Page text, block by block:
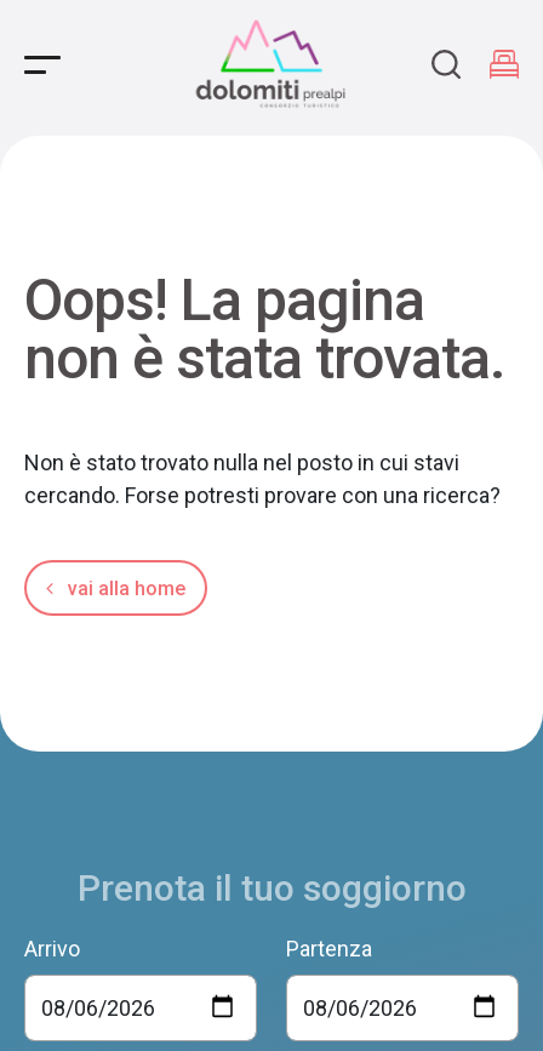
Main Navigation
Oops! La pagina
non è stata trovata.
Non è stato trovato nulla nel posto in cui stavi
cercando. Forse potresti provare con una ricerca?
vai alla home
Prenota il tuo soggiorno
Arrivo Partenza